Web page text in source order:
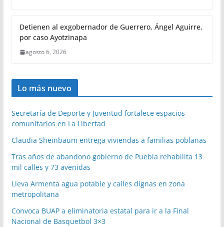
Detienen al exgobernador de Guerrero, Ángel Aguirre,
por caso Ayotzinapa
agosto 6, 2026
Lo más nuevo
Secretaría de Deporte y Juventud fortalece espacios
comunitarios en La Libertad
Claudia Sheinbaum entrega viviendas a familias poblanas
Tras años de abandono gobierno de Puebla rehabilita 13
mil calles y 73 avenidas
Lleva Armenta agua potable y calles dignas en zona
metropolitana
Convoca BUAP a eliminatoria estatal para ir a la Final
Nacional de Basquetbol 3×3